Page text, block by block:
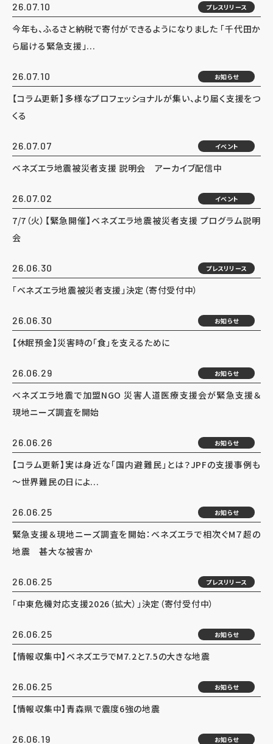
26.07.10 プレスリリース
今年も、ふるさと納税で寄付ができるようになりました 「千代田か
ら届ける緊急支援」...
26.07.10 お知らせ
【コラム更新】多様なプロフェッショナルが集い、より届く支援をつ
くる
26.07.07 イベント
ベネズエラ地震被災者支援 説明会 アーカイブ配信中
26.07.02 イベント
7/7（火）【緊急開催】ベネズエラ地震被災者支援 プログラム説明
会
26.06.30 プレスリリース
「ベネズエラ地震被災者支援」決定（寄付受付中）
26.06.30 お知らせ
【休眠預金】災害時の「食」を支えるために
26.06.29 お知らせ
ベネズエラ地震で加盟NGO 災害人道医療支援会が緊急支援＆
現地ニーズ調査を開始
26.06.26 お知らせ
【コラム更新】実は身近な「国内避難民」とは？JPFの支援事例も
～世界難民の日によ...
26.06.25 お知らせ
緊急支援＆現地ニーズ調査を開始：ベネズエラで相次ぐM７超の
地震 甚大な被害か
26.06.25 プレスリリース
「中東危機対応支援2026（拡大）」決定（寄付受付中）
26.06.25 お知らせ
【情報収集中】ベネズエラでM7.2と7.5の大きな地震
26.06.25 お知らせ
【情報収集中】青森県で震度6強の地震
26.06.19 お知らせ